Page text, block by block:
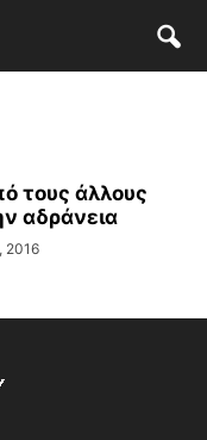
τους άλλους
αδράνεια
2016